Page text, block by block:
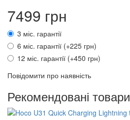
7499 грн
3 міс. гарантії
6 міс. гарантії (+225 грн)
12 міс. гарантії (+450 грн)
Повідомити про наявність
Рекомендовані товари